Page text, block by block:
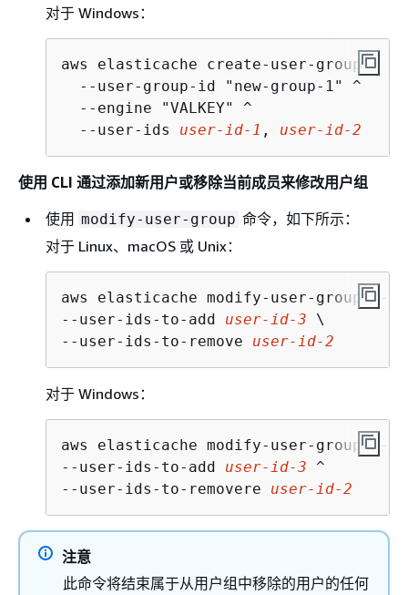
对于 Windows：
aws elasticache create-user-group ^
  --user-group-id "new-group-1" ^
  --engine "VALKEY" ^
  --user-ids
user-id-1 , user-id-2
使用 CLI 通过添加新用户或移除当前成员来修改用户组
使用 modify-user-group 命令，如下所示：
对于 Linux、macOS 或 Unix：
aws elasticache modify-user-group --
--user-ids-to-add user-id-3 \
--user-ids-to-remove user-id-2
对于 Windows：
aws elasticache modify-user-group --
--user-ids-to-add user-id-3 ^
--user-ids-to-removere user-id-2
注意
此命令将结束属于从用户组中移除的用户的任何